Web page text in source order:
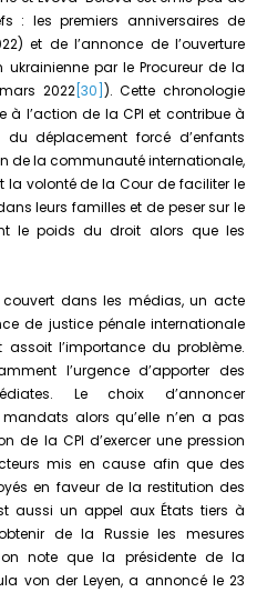
: les premiers anniversaires de
et de l’annonce de l’ouverture
par le Procureur de la
2022[30] ). Cette chronologie
à l’action de la CPI et contribue à
déplacement forcé d’enfants
de la communauté internationale,
la volonté de la Cour de faciliter le
leurs familles et de peser sur le
le poids du droit alors que les
dans les médias, un acte
de justice pénale internationale
assoit l’importance du problème.
l’urgence d’apporter des
Le choix d’annoncer
alors qu’elle n’en a pas
de la CPI d’exercer une pression
mis en cause afin que des
en faveur de la restitution des
aussi un appel aux États tiers à
de la Russie les mesures
note que la présidente de la
von der Leyen, a annoncé le 23